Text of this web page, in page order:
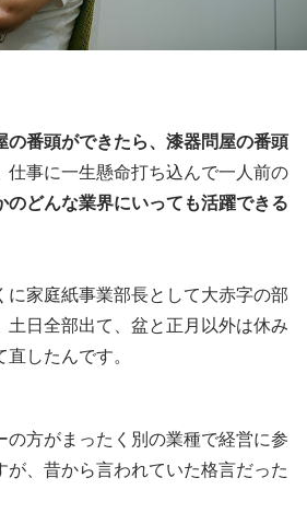
の番頭ができたら、漆器問屋の番頭
仕事に一生懸命打ち込んで一人前の
のどんな業界にいっても活躍できる
に家庭紙事業部長として大赤字の部
土日全部出て、盆と正月以外は休み
したんです。
の方がまったく別の業種で経営に参
、昔から言われていた格言だった